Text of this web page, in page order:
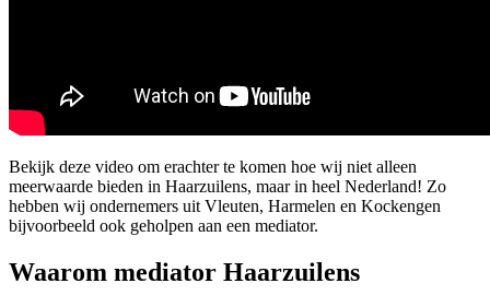
Bekijk deze video om erachter te komen hoe wij niet alleen
meerwaarde bieden in Haarzuilens, maar in heel Nederland! Zo
hebben wij ondernemers uit Vleuten, Harmelen en Kockengen
bijvoorbeeld ook geholpen aan een mediator.
Waarom mediator Haarzuilens